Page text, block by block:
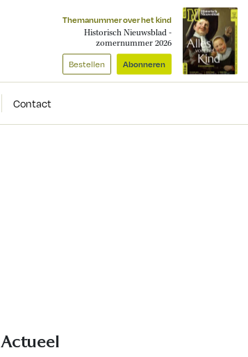
Themanummer over het kind
Historisch Nieuwsblad -
zomernummer 2026
Bestellen Abonneren
Contact
Actueel